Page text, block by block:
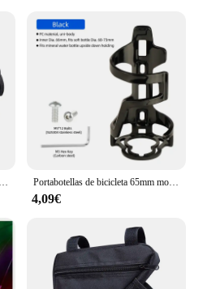
Portabotellas de bicicleta 65mm moldeado MTB Ciclismo de Carretera deportes policarbonato soporte para botella de agua estante portador
4,09€